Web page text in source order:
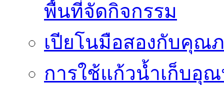
พื้นที่จัดกิจกรรม
เปียโนมือสองกับคุณ
การใช้แก้วน้ำเก็บอุ